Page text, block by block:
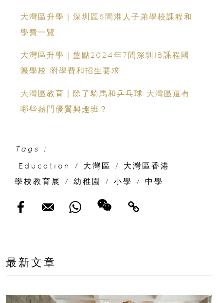
大灣區升學｜深圳區6間港人子弟學校課程和
學費一覽
大灣區升學｜盤點2024年7間深圳IB課程國
際學校 附學費和招生要求
大灣區教育｜除了騎馬和乒乓球 大灣區還有
哪些熱門優質興趣班？
Tags :
Education
/ 大灣區 /
大灣區香港
學校教育展
/ 幼稚園 / 小學 / 中學
最新文章